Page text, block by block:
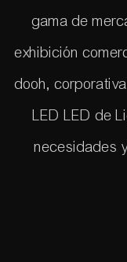
gama de
exhibición
dooh,
LED LED de
necesidades